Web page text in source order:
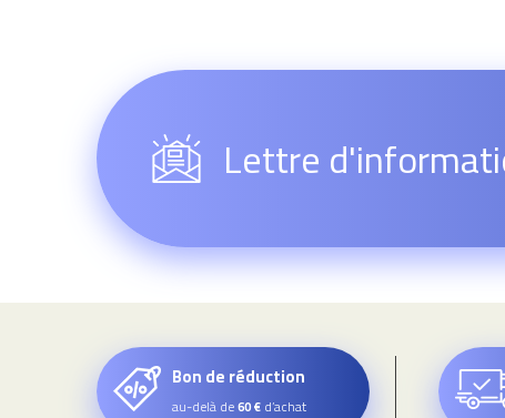
Lettre
Bon de réduction
au-delà de60 € d’achat